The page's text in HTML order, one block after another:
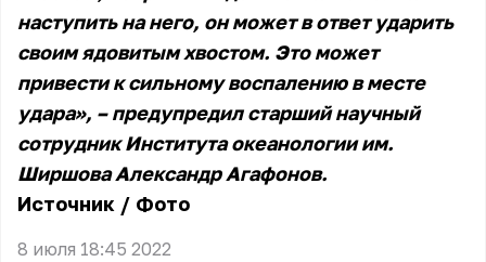
наступить на него, он может в ответ ударить
своим ядовитым хвостом. Это может
привести к сильному воспалению в месте
удара», – предупредил старший научный
сотрудник Института океанологии им.
Ширшова Александр Агафонов.
Источник / Фото
8 июля 18:45 2022